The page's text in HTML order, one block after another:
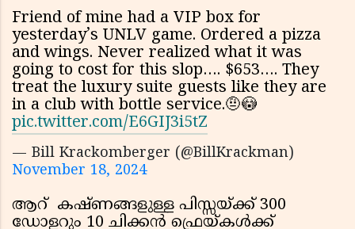
Friend of mine had a VIP box for
yesterday’s UNLV game. Ordered a pizza
and wings. Never realized what it was
going to cost for this slop…. $653…. They
treat the luxury suite guests like they are
in a club with bottle service.🤨😳
pic.twitter.com/E6GIJ3i5tZ
— Bill Krackomberger (@BillKrackman)
November 18, 2024
ആറ് കഷ്ണങ്ങളുള്ള പിസ്സയ്ക്ക് 300
ഡോളറും 10 ചിക്കൻ ഫ്രെയ്‌കൾക്ക്